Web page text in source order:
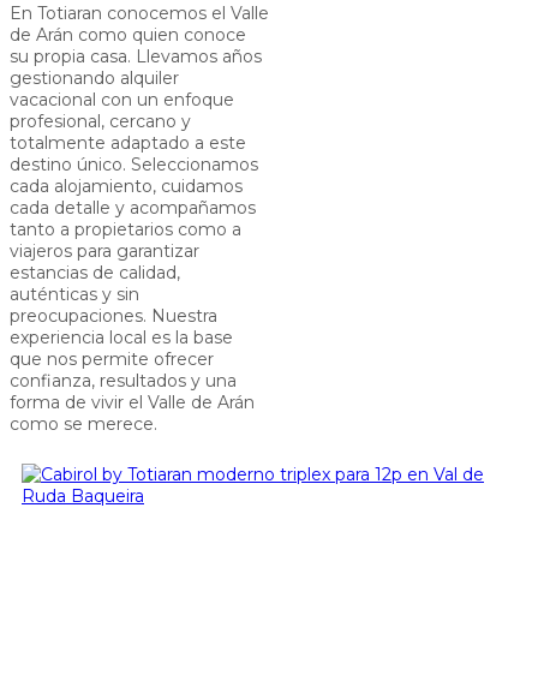
En Totiaran conocemos el Valle
de Arán como quien conoce
su propia casa. Llevamos años
gestionando alquiler
vacacional con un enfoque
profesional, cercano y
totalmente adaptado a este
destino único. Seleccionamos
cada alojamiento, cuidamos
cada detalle y acompañamos
tanto a propietarios como a
viajeros para garantizar
estancias de calidad,
auténticas y sin
preocupaciones. Nuestra
experiencia local es la base
que nos permite ofrecer
confianza, resultados y una
forma de vivir el Valle de Arán
como se merece.